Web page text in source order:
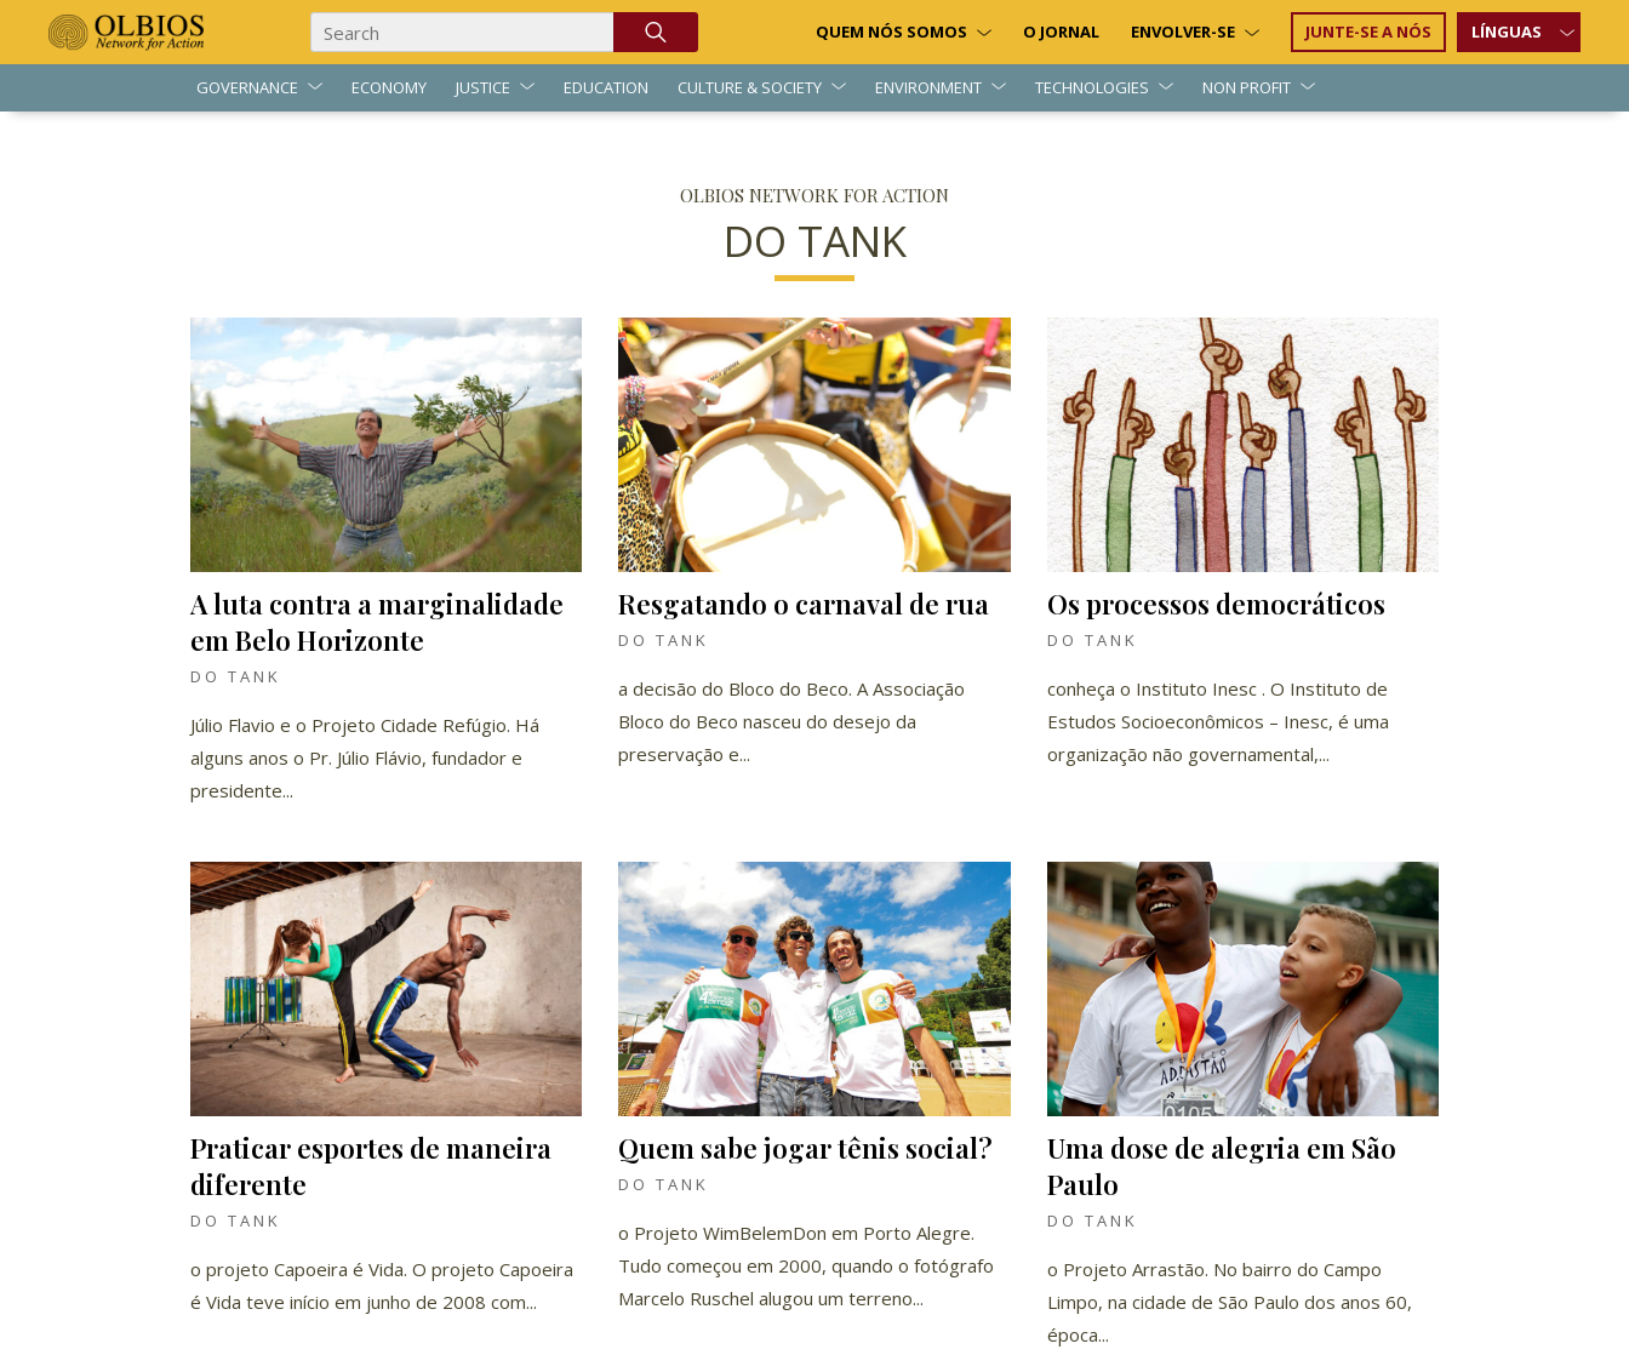
QUEM NÓS SOMOS O JORNAL ENVOLVER-SE JUNTE-SE A NÓS LÍNGUAS
GOVERNANCE ECONOMY JUSTICE EDUCATION CULTURE & SOCIETY ENVIRONMENT TECHNOLOGIES NON PROFIT
OLBIOS NETWORK FOR ACTION
DO TANK
A luta contra a marginalidade
em Belo Horizonte
DO TANK
Júlio Flavio e o Projeto Cidade Refúgio. Há
alguns anos o Pr. Júlio Flávio, fundador e
presidente...
Resgatando o carnaval de rua
DO TANK
a decisão do Bloco do Beco. A Associação
Bloco do Beco nasceu do desejo da
preservação e...
Os processos democráticos
DO TANK
conheça o Instituto Inesc . O Instituto de
Estudos Socioeconômicos – Inesc, é uma
organização não governamental,...
Praticar esportes de maneira
diferente
DO TANK
o projeto Capoeira é Vida. O projeto Capoeira
é Vida teve início em junho de 2008 com...
Quem sabe jogar tênis social?
DO TANK
o Projeto WimBelemDon em Porto Alegre.
Tudo começou em 2000, quando o fotógrafo
Marcelo Ruschel alugou um terreno...
Uma dose de alegria em São
Paulo
DO TANK
o Projeto Arrastão. No bairro do Campo
Limpo, na cidade de São Paulo dos anos 60,
época...